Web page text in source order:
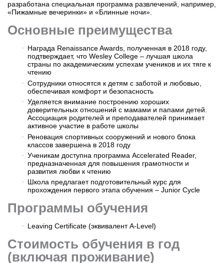
разработана специальная программа развлечений, например,
«Пижамные вечеринки» и «Блинные ночи».
Основные преимущества
Награда Renaissance Awards, полученная в 2018 году,
подтверждает, что Wesley College – лучшая школа
страны по академическим успехам учеников и их тяге к
чтению
Сотрудники относятся к детям с заботой и любовью,
обеспечивая комфорт и безопасность
Уделяется внимание построению хороших
доверительных отношений с мамами и папами детей.
Ассоциация родителей и преподавателей принимает
активное участие в работе школы
Реновация спортивных сооружений и нового блока
классов завершена в 2018 году
Ученикам доступна программа Accelerated Reader,
предназначенная для повышения грамотности и
развития любви к чтению
Школа предлагает подготовительный курс для
прохождения первого этапа обучения – Junior Cycle
Программы обучения
Leaving Certificate (эквивалент A-Level)
Стоимость обучения в год
(включая проживание)